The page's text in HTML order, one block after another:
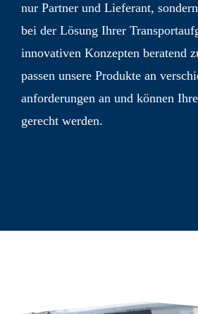
nur Partner und Lieferant,
bei der Lösung Ihrer
innovativen Konzepten beratend
passen unsere Produkte an
anforderungen an und können
gerecht werden.